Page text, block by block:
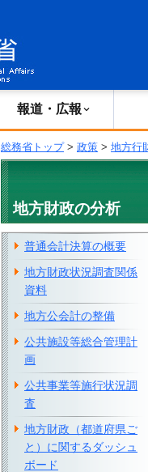
報道・広報
総務省トップ> 政策 > 地方行
地方財政の分析
普通会計決算の概要
地方財政状況調査関係
資料
地方公会計の整備
公共施設等総合管理計
画
公共事業等施行状況調
査
地方財政（都道府県ご
と）に関するダッシュ
ボード